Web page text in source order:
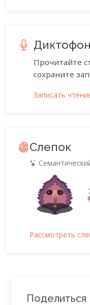
Диктофон
Прочитайте
сохраните
Записать
Слепок
Рассмотреть
Поделиться